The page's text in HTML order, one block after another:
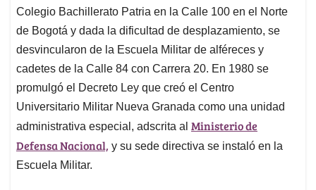
Colegio Bachillerato Patria en la Calle 100 en el Norte
de Bogotá y dada la dificultad de desplazamiento, se
desvincularon de la Escuela Militar de alféreces y
cadetes de la Calle 84 con Carrera 20. En 1980 se
promulgó el Decreto Ley que creó el Centro
Universitario Militar Nueva Granada como una unidad
administrativa especial, adscrita al Ministerio de
Defensa Nacional, y su sede directiva se instaló en la
Escuela Militar.